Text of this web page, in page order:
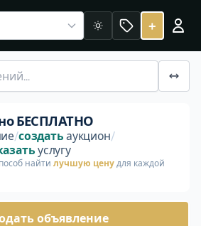
фасовщик
Упаковщик / фасовщик» в
Светлая +
БЕСПЛАТНО
/создать аукцион/
услугу
найти лучшую цену для каждой
объявление